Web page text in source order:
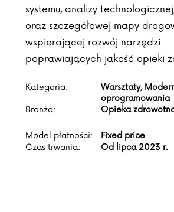
systemu, analizy
oraz szczegółowej mapy
wspierającej rozwój narzędzi
poprawiających jakość opieki
Kategoria:
Warsztaty,
oprogramowania
Branża:
Opieka
Model płatności:
Fixed price
Czas trwania:
Od lipca 2023 r.